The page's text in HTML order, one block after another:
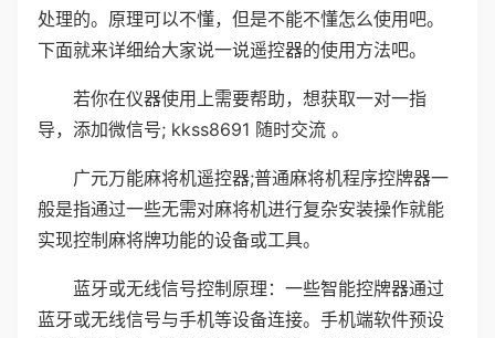
处理的。原理可以不懂，但是不能不懂怎么使用吧。
下面就来详细给大家说一说遥控器的使用方法吧。
若你在仪器使用上需要帮助，想获取一对一指
导，添加微信号; kkss8691 随时交流 。
广元万能麻将机遥控器;普通麻将机程序控牌器一
般是指通过一些无需对麻将机进行复杂安装操作就能
实现控制麻将牌功能的设备或工具。
蓝牙或无线信号控制原理：一些智能控牌器通过
蓝牙或无线信号与手机等设备连接。手机端软件预设